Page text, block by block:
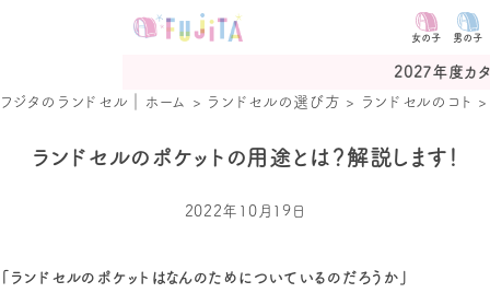
女の子 男の子
2027年度カタログ予約受付
フジタのランドセル｜ホーム
> ランドセルの選び方 > ランドセルのコト
ランドセルのポケットの用途とは？解説します！
2022年10月19日
「ランドセルのポケットはなんのためについているのだろうか」